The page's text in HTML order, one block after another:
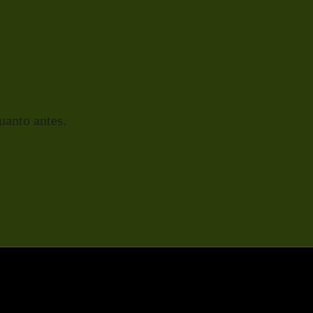
antes.